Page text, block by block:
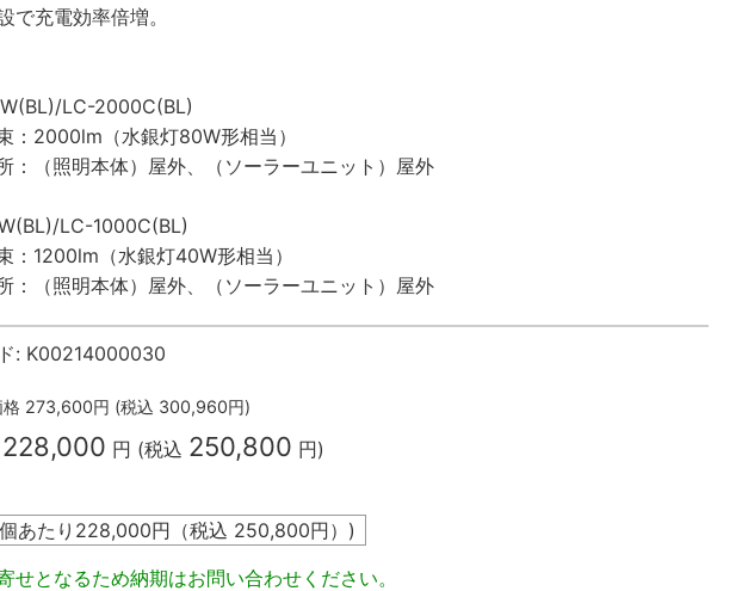
で充電効率倍増。
LC-2000C(BL)
：2000lm（水銀灯80W形相当）
：（照明本体）屋外、（ソーラーユニット）屋外
LC-1000C(BL)
：1200lm（水銀灯40W形相当）
：（照明本体）屋外、（ソーラーユニット）屋外
: K00214000030
格 273,600円 (税込 300,960円)
228,000 円 (税込 250,800 円)
あたり 228,000円（税込 250,800円）)
せとなるため納期はお問い合わせください。